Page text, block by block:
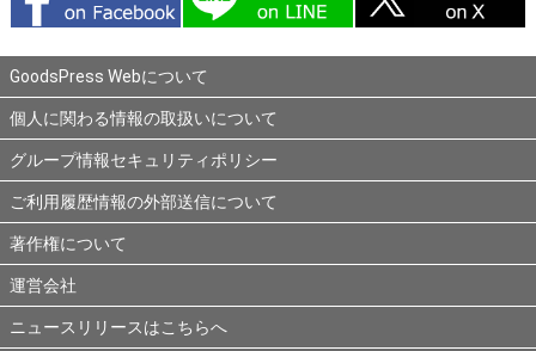
GoodsPress Webについて
個人に関わる情報の取扱いについて
グループ情報セキュリティポリシー
ご利用履歴情報の外部送信について
著作権について
運営会社
ニュースリリースはこちらへ